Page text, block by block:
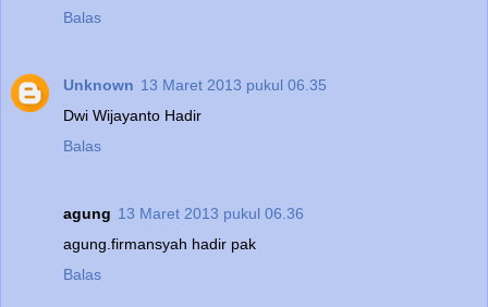
Balas
Unknown 13 Maret 2013 pukul 06.35
Dwi Wijayanto Hadir
Balas
agung 13 Maret 2013 pukul 06.36
agung.firmansyah hadir pak
Balas